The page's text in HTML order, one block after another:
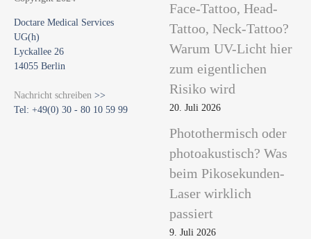
Doctare Medical Services
UG(h)
Lyckallee 26
14055 Berlin
Nachricht schreiben >>
Tel: +49(0) 30 - 80 10 59 99
Face-Tattoo, Head-
Tattoo, Neck-Tattoo?
Warum UV-Licht hier
zum eigentlichen
Risiko wird
20. Juli 2026
Photothermisch oder
photoakustisch? Was
beim Pikosekunden-
Laser wirklich
passiert
9. Juli 2026